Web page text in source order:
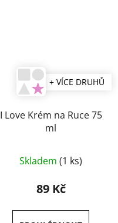
+ VÍCE DRUHŮ
I Love Krém na Ruce 75
ml
Skladem (1 ks)
89 Kč